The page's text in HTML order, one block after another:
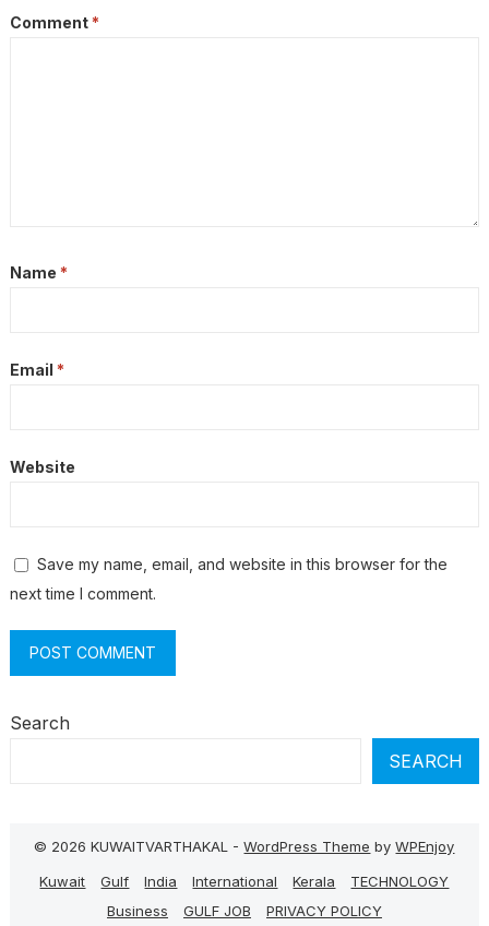
Comment *
Name *
Email *
Website
Save my name, email, and website in this browser for the
next time I comment.
Search
SEARCH
© 2026 KUWAITVARTHAKAL -WordPress Theme byWPEnjoy
Kuwait
Gulf India International Kerala
TECHNOLOGY
Business
GULF JOB PRIVACY POLICY